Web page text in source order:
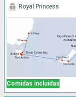
Comidas incluidas
Royal Princess